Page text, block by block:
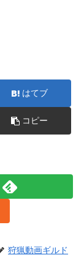
はてブ
コピー
狩猟動画ギルド